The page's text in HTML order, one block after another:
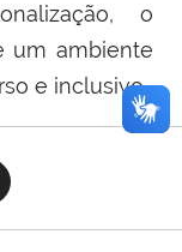
o
um ambiente
e inclusivo.